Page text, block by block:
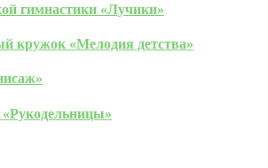
гимнастики «Лучики»
кружок «Мелодия детства»